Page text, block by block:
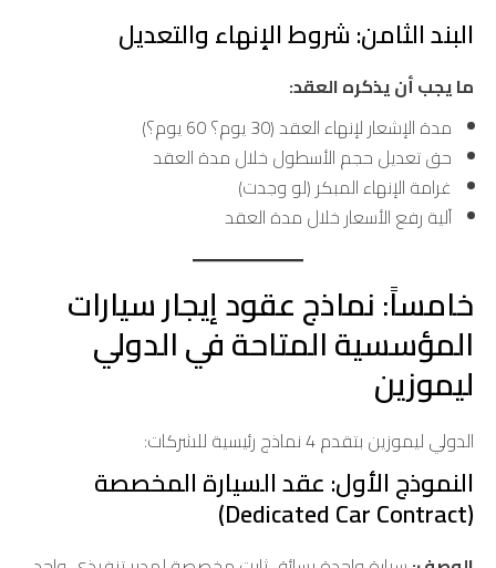
البند الثامن: شروط الإنهاء والتعديل
ما يجب أن يذكره العقد:
مدة الإشعار لإنهاء العقد (30 يوم؟ 60 يوم؟)
حق تعديل حجم الأسطول خلال مدة العقد
غرامة الإنهاء المبكر (لو وجدت)
آلية رفع الأسعار خلال مدة العقد
خامساً: نماذج عقود إيجار سيارات
المؤسسية المتاحة في الدولي
ليموزين
الدولي ليموزين بتقدم 4 نماذج رئيسية للشركات:
النموذج الأول: عقد السيارة المخصصة
(Dedicated Car Contract)